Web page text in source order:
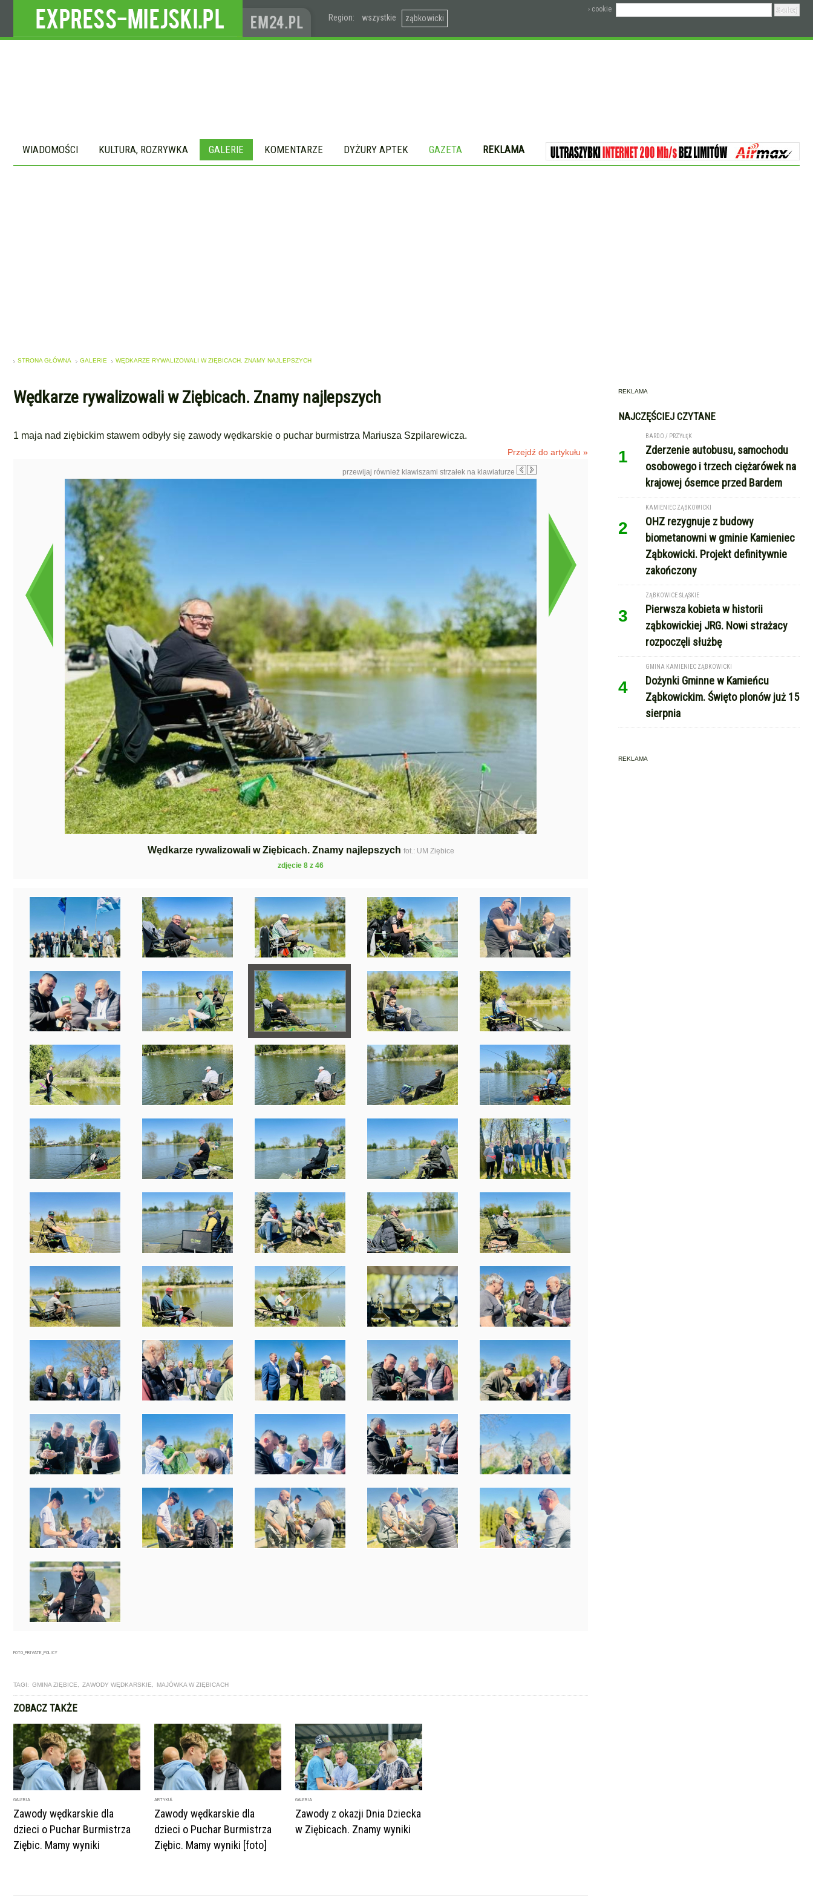
Region: wszystkie ząbkowicki
› cookie
WIADOMOŚCI KULTURA, ROZRYWKA GALERIE KOMENTARZE DYŻURY APTEK GAZETA REKLAMA
STRONA GŁÓWNA GALERIE WĘDKARZE RYWALIZOWALI W ZIĘBICACH. ZNAMY NAJLEPSZYCH
Wędkarze rywalizowali w Ziębicach. Znamy najlepszych
1 maja nad ziębickim stawem odbyły się zawody wędkarskie o puchar burmistrza Mariusza Szpilarewicza.
Przejdź do artykułu »
przewijaj również klawiszami strzałek na klawiaturze
Wędkarze rywalizowali w Ziębicach. Znamy najlepszych fot.: UM Ziębice
zdjęcie 8 z 46
FOTO_PRIVATE_POLICY
TAGI: GMINA ZIĘBICE ZAWODY WĘDKARSKIE MAJÓWKA W ZIĘBICACH
ZOBACZ TAKŻE
GALERIA
Zawody wędkarskie dla
dzieci o Puchar Burmistrza
Ziębic. Mamy wyniki
ARTYKUŁ
Zawody wędkarskie dla
dzieci o Puchar Burmistrza
Ziębic. Mamy wyniki [foto]
GALERIA
Zawody z okazji Dnia Dziecka
w Ziębicach. Znamy wyniki
REKLAMA
NAJCZĘŚCIEJ CZYTANE
1
BARDO / PRZYŁĘK
Zderzenie autobusu, samochodu
osobowego i trzech ciężarówek na
krajowej ósemce przed Bardem
2
KAMIENIEC ZĄBKOWICKI
OHZ rezygnuje z budowy
biometanowni w gminie Kamieniec
Ząbkowicki. Projekt definitywnie
zakończony
3
ZĄBKOWICE ŚLĄSKIE
Pierwsza kobieta w historii
ząbkowickiej JRG. Nowi strażacy
rozpoczęli służbę
4
GMINA KAMIENIEC ZĄBKOWICKI
Dożynki Gminne w Kamieńcu
Ząbkowickim. Święto plonów już 15
sierpnia
REKLAMA